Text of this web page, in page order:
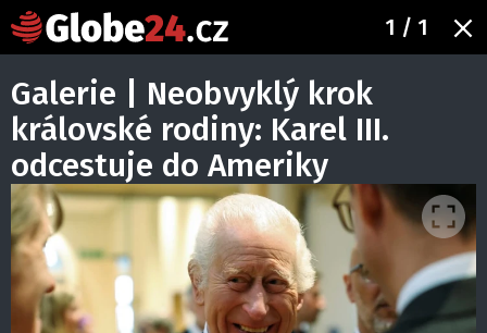
1 / 1
Galerie | Neobvyklý krok
královské rodiny: Karel III.
odcestuje do Ameriky